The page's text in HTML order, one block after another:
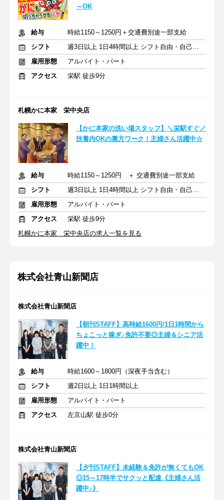
～OK
給与
時給1150～1250円＋交通費別途一部支給
シフト
週3日以上 1日4時間以上 シフト自由・自己申告
雇用形態
アルバイト・パート
アクセス
栄駅 徒歩9分
札幌かに本家 栄中央店
【かに本家の洗い場スタッフ】＼栄駅すぐ／
扶養内OKの裏方ワーク！主婦さん活躍中☆
給与
時給1150～1250円 ＋ 交通費別途一部支給
シフト
週3日以上 1日4時間以上 シフト自由・自己申告
雇用形態
アルバイト・パート
アクセス
栄駅 徒歩9分
札幌かに本家 栄中央店の求人一覧を見る
株式会社青山新聞店
株式会社青山新聞店
【朝刊STAFF】高時給1600円/1日1時間から
ちょこっと稼ぎ♪免許不要◎主婦＆シニア活
躍中！
給与
時給1600～1800円（深夜手当含む）
シフト
週2日以上 1日1時間以上
雇用形態
アルバイト・パート
アクセス
左京山駅 徒歩0分
株式会社青山新聞店
【夕刊STAFF】未経験＆免許が無くてもOK
◎15～17時半でサクッと配達《主婦さん活
躍中♪》